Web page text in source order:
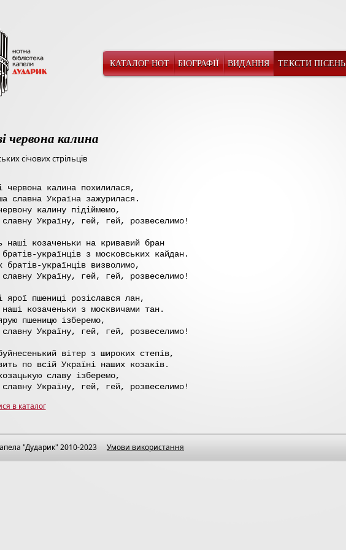
КАТАЛОГ НОТ БІОГРАФІЇ ВИДАННЯ ТЕКСТИ ПІСЕНЬ
червона калина
січових стрільців
червона калина похилилася,
славна Україна зажурилася.
калину підіймемо,
Україну, гей, гей, розвеселимо!
наші козаченьки на кривавий бран
братів-українців з московських кайдан.
братів-українців визволимо,
Україну, гей, гей, розвеселимо!
ярої пшениці розіслався лан,
наші козаченьки з москвичами тан.
пшеницю ізберемо,
Україну, гей, гей, розвеселимо!
вітер з широких степів,
по всій Україні наших козаків.
славу ізберемо,
Україну, гей, гей, розвеселимо!
в каталог
"Дударик" 2010-2023 Умови використання